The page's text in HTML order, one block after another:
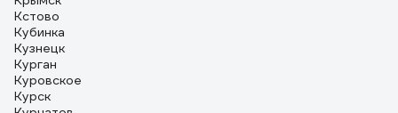
Кстово
Кубинка
Кузнецк
Курган
Куровское
Курск